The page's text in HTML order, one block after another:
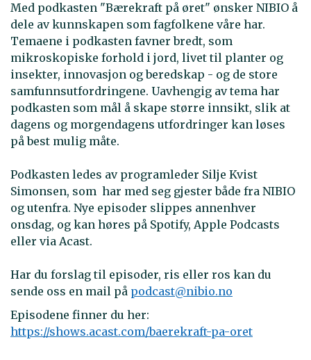
Med podkasten "Bærekraft på øret" ønsker NIBIO å
dele av kunnskapen som fagfolkene våre har.
Temaene i podkasten favner bredt, som
mikroskopiske forhold i jord, livet til planter og
insekter, innovasjon og beredskap - og de store
samfunnsutfordringene. Uavhengig av tema har
podkasten som mål å skape større innsikt, slik at
dagens og morgendagens utfordringer kan løses
på best mulig måte.
Podkasten ledes av programleder Silje Kvist
Simonsen, som har med seg gjester både fra NIBIO
og utenfra. Nye episoder slippes annenhver
onsdag, og kan høres på Spotify, Apple Podcasts
eller via Acast.
Har du forslag til episoder, ris eller ros kan du
sende oss en mail på podcast@nibio.no
Episodene finner du her:
https://shows.acast.com/baerekraft-pa-oret